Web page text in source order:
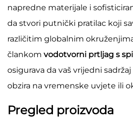
napredne materijale i
da stvori putnički pratilac koji
različitim globalnim
člankom vodotvorni prtljag s
osigurava da vaš vrijedni
obzira na vremenske uvjete ili
Pregled proizvoda